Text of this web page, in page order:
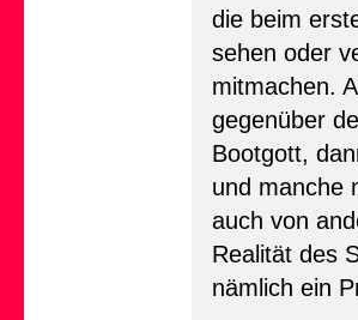
die beim
sehen oder
mitmachen.
gegenüber
Bootgott,
und manche
auch von
Realität des
nämlich ein